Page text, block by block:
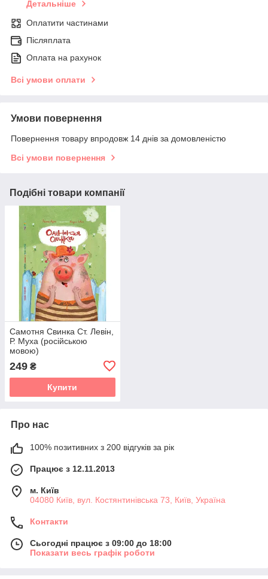
Детальніше
Оплатити частинами
Післяплата
Оплата на рахунок
Всі умови оплати
Умови повернення
Повернення товару впродовж 14 днів за домовленістю
Всі умови повернення
Подібні товари компанії
Самотня Свинка Ст. Левін,
Р. Муха (російською
мовою)
249 ₴
Купити
Про нас
100% позитивних з 200 відгуків за рік
Працює з 12.11.2013
м. Київ
04080 Київ, вул. Костянтинівська 73, Київ, Україна
Контакти
Сьогодні працює з 09:00 до 18:00
Показати весь графік роботи